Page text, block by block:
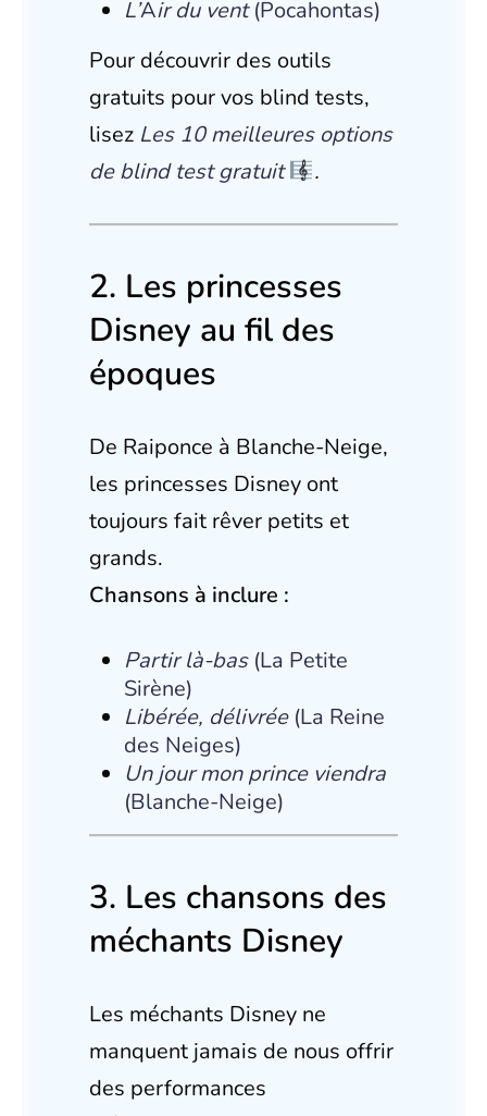
L’Air du vent(Pocahontas)
Pour découvrir des outils
gratuits pour vos blind tests,
lisez Les 10 meilleures options
de blind test gratuit
.
2. Les princesses
Disney au fil des
époques
De Raiponce à Blanche-Neige,
les princesses Disney ont
toujours fait rêver petits et
grands.
Chansons à inclure :
Partir là-bas(La Petite
Sirène)
Libérée, délivrée(La Reine
des Neiges)
Un jour mon prince viendra
(Blanche-Neige)
3. Les chansons des
méchants Disney
Les méchants Disney ne
manquent jamais de nous offrir
des performances